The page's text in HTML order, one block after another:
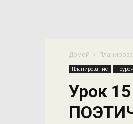
Домой
Планирование
Урок